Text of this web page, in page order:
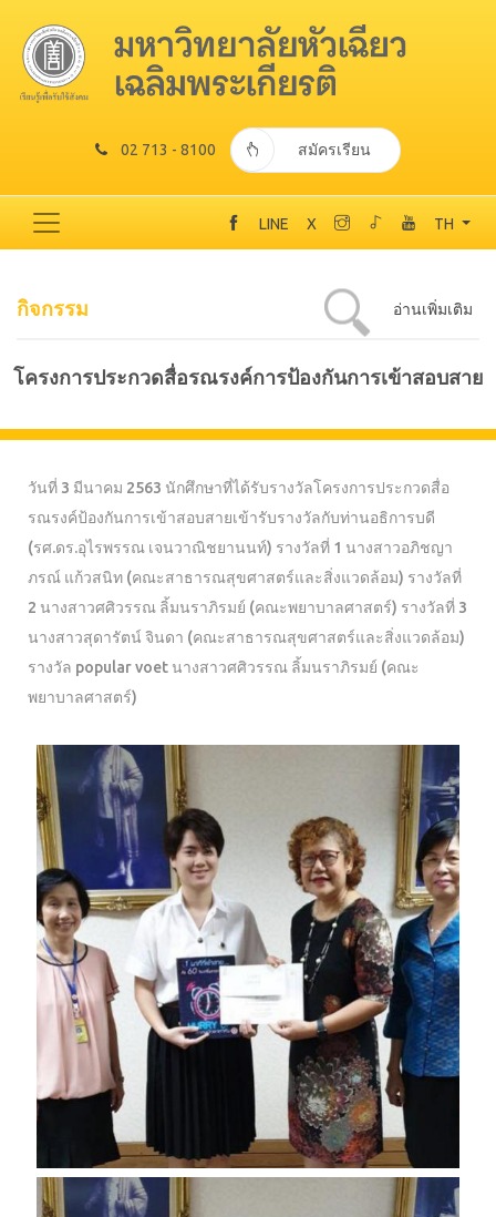
02 713 - 8100 สมัครเรียน
LINE X TH
กิจกรรม อ่านเพิ่มเติม
โครงการประกวดสื่อรณรงค์การป้องกันการเข้าสอบสาย
วันที่ 3 มีนาคม 2563 นักศึกษาที่ได้รับรางวัลโครงการประกวดสื่อ
รณรงค์ป้องกันการเข้าสอบสายเข้ารับรางวัลกับท่านอธิการบดี
(รศ.ดร.อุไรพรรณ เจนวาณิชยานนท์) รางวัลที่ 1 นางสาว​อภิ​ชญา​
ภรณ์​ แก้ว​สนิท (คณะสาธารณสุขศาสตร์และสิ่งแวดล้อม) รางวัลที่
2 นางสาวศศิวรรณ ลิ้มนราภิรมย์ (คณะพยาบาลศาสตร์) รางวัลที่ 3
นางสาวสุดารัตน์ จินดา (คณะสาธารณสุขศาสตร์และสิ่งแวดล้อม)
รางวัล popular voet นางสาวศศิวรรณ ลิ้มนราภิรมย์ (คณะ
พยาบาลศาสตร์)